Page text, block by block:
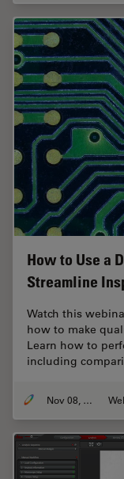
How to Use a
Streamline
Watch this
how to make
Learn how to
including
Nov 08, 2021